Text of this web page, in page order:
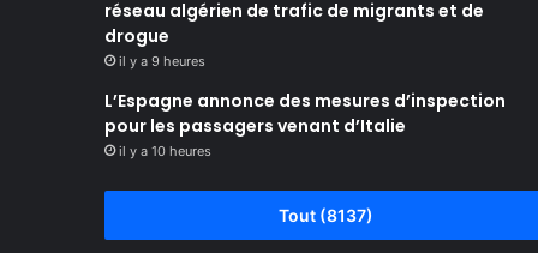
réseau algérien de trafic de migrants et de
drogue
il y a 9 heures
L’Espagne annonce des mesures d’inspection
pour les passagers venant d’Italie
il y a 10 heures
Tout (8137)